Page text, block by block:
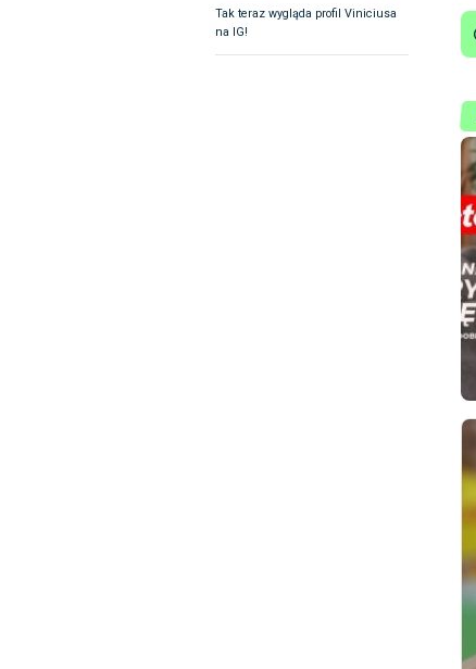
Tak teraz wygląda profil Viniciusa
na IG!